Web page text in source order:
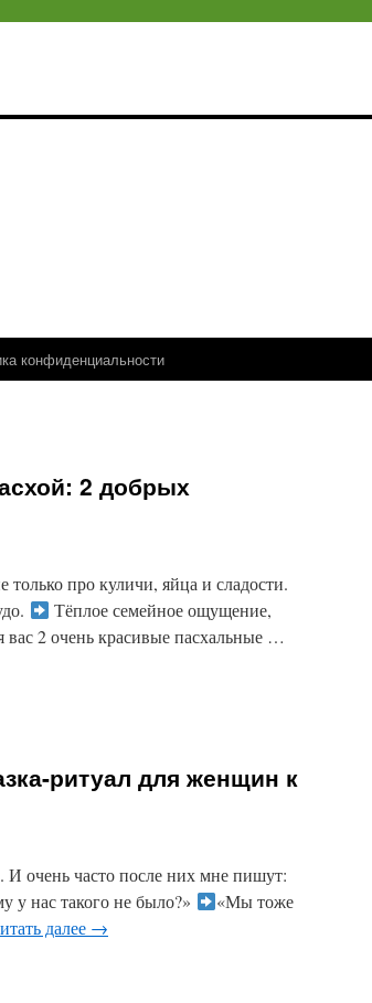
конфиденциальности
2 добрых
только про куличи, яйца и сладости.
Тёплое семейное ощущение,
вас 2 очень красивые пасхальные …
ритуал для женщин к
И очень часто после них мне пишут:
у нас такого не было?»
«Мы тоже
далее →